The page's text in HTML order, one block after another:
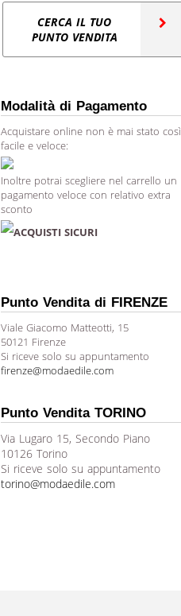
CERCA IL TUO
PUNTO VENDITA
Modalità di Pagamento
Acquistare online non è mai stato così
facile e veloce:
Inoltre potrai scegliere nel carrello un
pagamento veloce con relativo extra
sconto
ACQUISTI SICURI
Punto Vendita di FIRENZE
Viale Giacomo Matteotti, 15
50121 Firenze
Si riceve solo su appuntamento
firenze@modaedile.com
Punto Vendita TORINO
Via Lugaro 15, Secondo Piano
10126 Torino
Si riceve solo su appuntamento
torino@modaedile.com